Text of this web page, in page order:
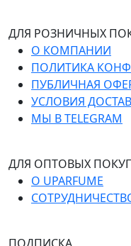
ДЛЯ РОЗНИЧНЫХ
О КОМПАНИИ
ПОЛИТИКА
ПУБЛИЧНАЯ
УСЛОВИЯ
МЫ В TELEGRAM
ДЛЯ ОПТОВЫХ
О UPARFUME